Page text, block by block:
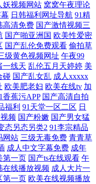
妖视频网站 窝窝午夜理论
日韩福利网址导航 91精
高清免费 国产激情视频三
国产啪亚洲国 欧美性爱密
国产乱伦免费观看 偷拍草
级黄色视频网址 午夜99
一线天 乱伦五月天婷婷 美
碰 国产乱女乱 成人xxxxx
欧美肥老妇 欧美在线tv 加
香蕉污APP 国产高清自拍
福利 91天堂一区二区 日
频 国产粉嫩 国产男女猛
态另态另类2 91李宗精品
网站 三级无毒免费 青青草
成人中文字幕免费 成年
第一页 国产ts在线观看 午
在线播放视频 成人大片一
第一页 欧美在线视频播放